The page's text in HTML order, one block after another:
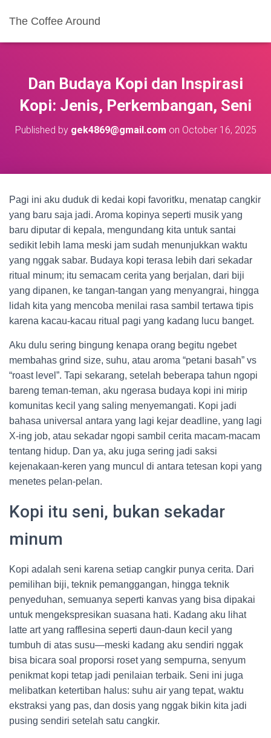
The Coffee Around
Dan Budaya Kopi dan Inspirasi
Kopi: Jenis, Perkembangan, Seni
Published by gek4869@gmail.com on October 16, 2025
Pagi ini aku duduk di kedai kopi favoritku, menatap cangkir
yang baru saja jadi. Aroma kopinya seperti musik yang
baru diputar di kepala, mengundang kita untuk santai
sedikit lebih lama meski jam sudah menunjukkan waktu
yang nggak sabar. Budaya kopi terasa lebih dari sekadar
ritual minum; itu semacam cerita yang berjalan, dari biji
yang dipanen, ke tangan-tangan yang menyangrai, hingga
lidah kita yang mencoba menilai rasa sambil tertawa tipis
karena kacau-kacau ritual pagi yang kadang lucu banget.
Aku dulu sering bingung kenapa orang begitu ngebet
membahas grind size, suhu, atau aroma “petani basah” vs
“roast level”. Tapi sekarang, setelah beberapa tahun ngopi
bareng teman-teman, aku ngerasa budaya kopi ini mirip
komunitas kecil yang saling menyemangati. Kopi jadi
bahasa universal antara yang lagi kejar deadline, yang lagi
X-ing job, atau sekadar ngopi sambil cerita macam-macam
tentang hidup. Dan ya, aku juga sering jadi saksi
kejenakaan-keren yang muncul di antara tetesan kopi yang
menetes pelan-pelan.
Kopi itu seni, bukan sekadar
minum
Kopi adalah seni karena setiap cangkir punya cerita. Dari
pemilihan biji, teknik pemanggangan, hingga teknik
penyeduhan, semuanya seperti kanvas yang bisa dipakai
untuk mengekspresikan suasana hati. Kadang aku lihat
latte art yang rafflesina seperti daun-daun kecil yang
tumbuh di atas susu—meski kadang aku sendiri nggak
bisa bicara soal proporsi roset yang sempurna, senyum
penikmat kopi tetap jadi penilaian terbaik. Seni ini juga
melibatkan ketertiban halus: suhu air yang tepat, waktu
ekstraksi yang pas, dan dosis yang nggak bikin kita jadi
pusing sendiri setelah satu cangkir.